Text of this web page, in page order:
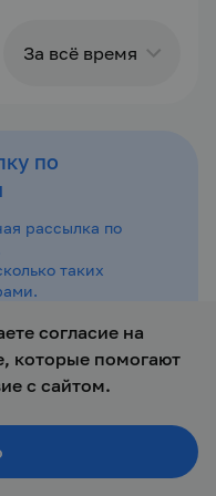
За всё время
За месяц
За всё
по
рассылка по
таких
найдено.
или посмотрите
согласие на
которые помогают
с сайтом.